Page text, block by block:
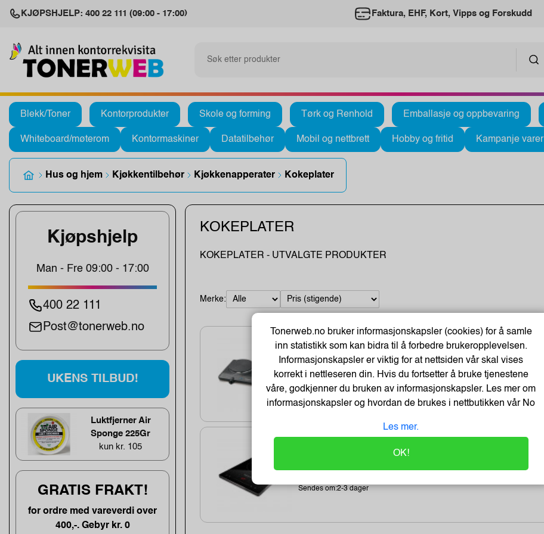
KJØPSHJELP: 400 22 111 (09:00 - 17:00) Faktura, EHF, Kort, Vipps og Forskudd
Blekk/Toner Kontorprodukter Skole og forming Tørk og Renhold Emballasje og oppbevaring
Whiteboard/møterom Kontormaskiner Datatilbehør Mobil og nettbrett Hobby og fritid Kampanje varer
Hus og hjem Kjøkkentilbehør Kjøkkenapperater Kokeplater
Kjøpshjelp
Man - Fre 09:00 - 17:00
400 22 111
Post@tonerweb.no
UKENS TILBUD!
Luktfjerner Air
Sponge 225Gr
kun kr. 105
GRATIS FRAKT!
for ordre med vareverdi over
400,-. Gebyr kr. 0
KOKEPLATER
KOKEPLATER - UTVALGTE PRODUKTER
Merke:
TAURUS Electric Cooker Double 2250W
Varenummer:283648 /974666000
Lagerstatus:7 stk på lager.
Sendes om:2-3 dager
TAURUS Induction Hob Darkfire Singel
Sendes om:2-3 dager
Tonerweb.no bruker informasjonskapsler (cookies) for å samle
inn statistikk som kan bidra til å forbedre brukeropplevelsen.
Informasjonskapsler er viktig for at nettsiden vår skal vises
korrekt i nettleseren din. Hvis du fortsetter å bruke tjenestene
våre, godkjenner du bruken av informasjonskapsler. Les mer om
informasjonskapsler og hvordan de brukes i nettbutikken vårNo
Les mer.
OK!